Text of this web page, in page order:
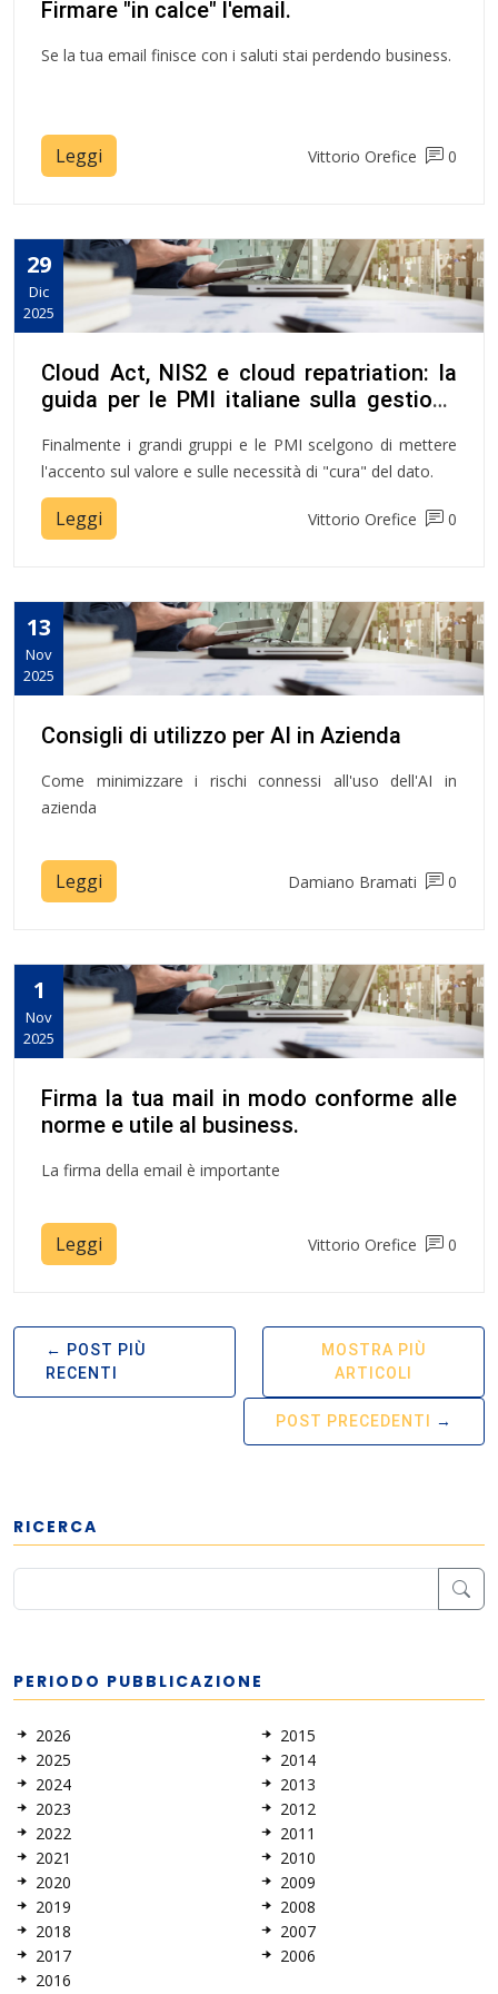
Firmare "in calce" l'email.
Se la tua email finisce con i saluti stai perdendo business.
Leggi Vittorio Orefice 0
29
Dic
2025
Cloud Act, NIS2 e cloud repatriation: la
guida per le PMI italiane sulla gestione
Finalmente i grandi gruppi e le PMI scelgono di mettere
l'accento sul valore e sulle necessità di "cura" del dato.
Leggi Vittorio Orefice 0
13
Nov
2025
Consigli di utilizzo per AI in Azienda
Come minimizzare i rischi connessi all'uso dell'AI in
azienda
Leggi Damiano Bramati 0
1
Nov
2025
Firma la tua mail in modo conforme alle
norme e utile al business.
La firma della email è importante
Leggi Vittorio Orefice 0
POST PIÙ
RECENTI
MOSTRA PIÙ
ARTICOLI
POST PRECEDENTI
RICERCA
PERIODO PUBBLICAZIONE
2026
2025
2024
2023
2022
2021
2020
2019
2018
2017
2016
2015
2014
2013
2012
2011
2010
2009
2008
2007
2006